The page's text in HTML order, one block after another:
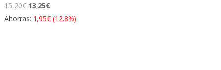
15,20€ El
precio
13,25€El
precio
Ahorras: 1,95€ (12.8%)